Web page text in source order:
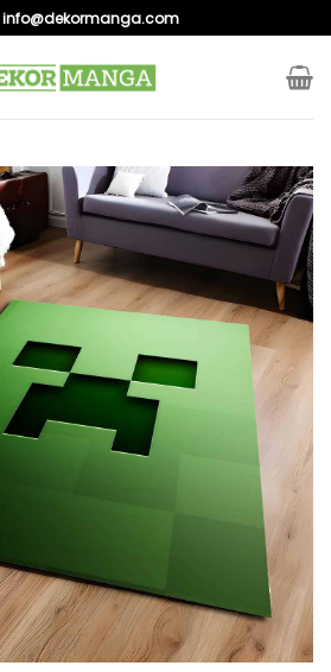
info@dekormanga.com